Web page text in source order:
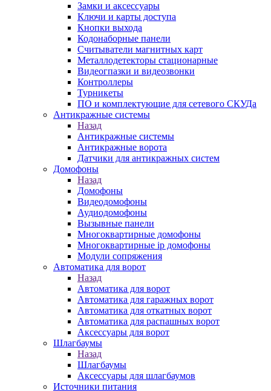
Замки и аксессуары
Ключи и карты доступа
Кнопки выхода
Кодонаборные панели
Считыватели магнитных карт
Металлодетекторы стационарные
Видеогпазки и видеозвонки
Контроллеры
Турникеты
ПО и комплектующие для сетевого СКУДа
Антикражные системы
Назад
Антикражные системы
Антикражные ворота
Датчики для антикражных систем
Домофоны
Назад
Домофоны
Видеодомофоны
Аудиодомофоны
Вызывные панели
Многоквартирные домофоны
Многоквартирные ip домофоны
Модули сопряжения
Автоматика для ворот
Назад
Автоматика для ворот
Автоматика для гаражных ворот
Автоматика для откатных ворот
Автоматика для распашных ворот
Аксессуары для ворот
Шлагбаумы
Назад
Шлагбаумы
Аксессуары для шлагбаумов
Источники питания